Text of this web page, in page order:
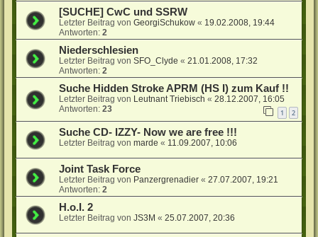
[SUCHE] CwC und SSRW
Letzter Beitrag vonGeorgiSchukow « 19.02.2008, 19:44
Antworten:2
Niederschlesien
Letzter Beitrag vonSFO_Clyde «21.01.2008, 17:32
Antworten:2
Suche Hidden Stroke APRM (HS I) zum Kauf !!
Letzter Beitrag von Leutnant Triebisch «28.12.2007, 16:05
Antworten:23 1 2
Suche CD- IZZY- Now we are free !!!
Letzter Beitrag vonmarde « 11.09.2007, 10:06
Joint Task Force
Letzter Beitrag von Panzergrenadier «27.07.2007, 19:21
Antworten:2
H.o.I. 2
Letzter Beitrag vonJS3M «25.07.2007, 20:36